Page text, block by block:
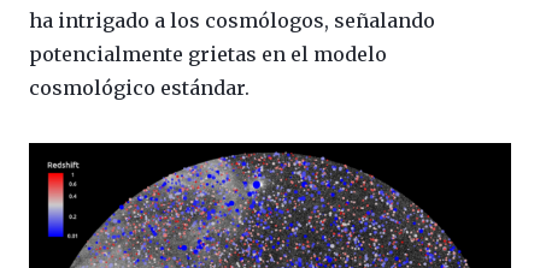
ha intrigado a los cosmólogos, señalando
potencialmente grietas en el modelo
cosmológico estándar.